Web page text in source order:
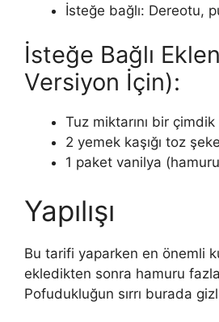
İsteğe bağlı: Dereotu,
İsteğe Bağlı
Versiyon İçin):
Tuz miktarını bir
2 yemek kaşığı toz
1 paket vanilya
Yapılışı
Bu tarifi yaparken en önemli
ekledikten sonra hamuru fazla
Pofudukluğun sırrı burada